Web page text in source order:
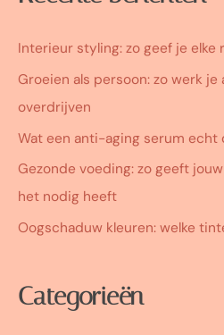
Interieur styling: zo geef je
Groeien als persoon: zo werk
overdrijven
Wat een anti-aging serum echt
Gezonde voeding: zo geeft
het nodig heeft
Oogschaduw kleuren: welke
Categorieën